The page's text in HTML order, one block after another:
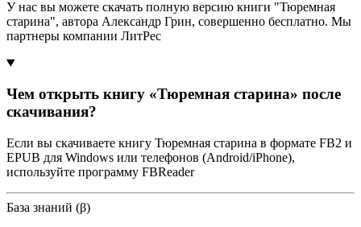
У нас вы можете скачать полную версию книги "Тюремная
старина", автора Александр Грин, совершенно бесплатно. Мы
партнеры компании ЛитРес
Чем открыть книгу «Тюремная старина» после
скачивания?
Если вы скачиваете книгу Тюремная старина в формате FB2 и
EPUB для Windows или телефонов (Android/iPhone),
используйте программу FBReader
База знаний (β)